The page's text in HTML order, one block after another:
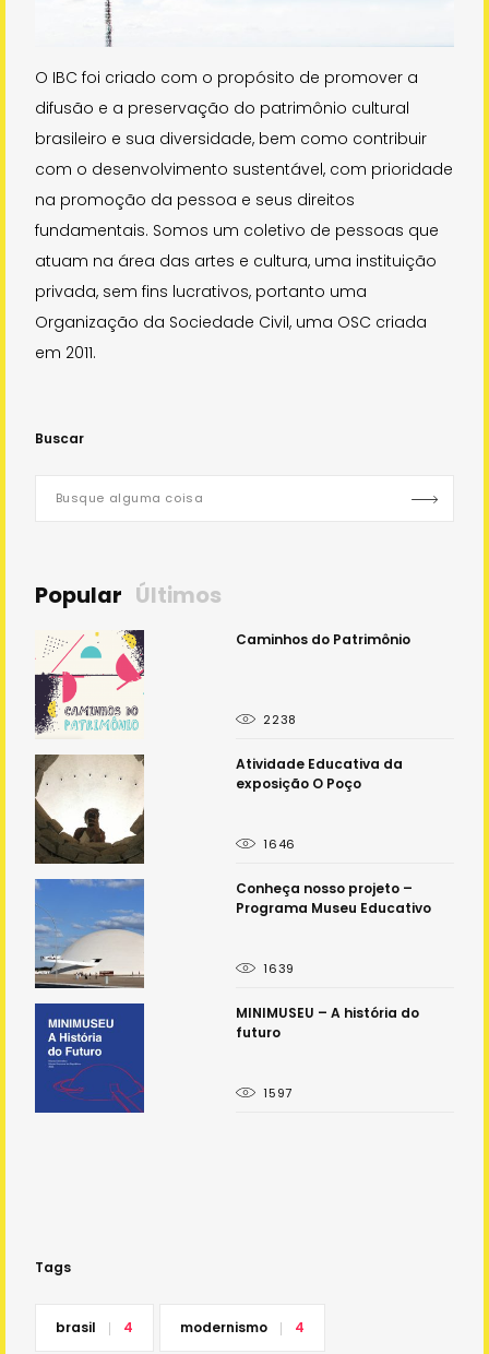
O IBC foi criado com o propósito de promover a
difusão e a preservação do patrimônio cultural
brasileiro e sua diversidade, bem como contribuir
com o desenvolvimento sustentável, com prioridade
na promoção da pessoa e seus direitos
fundamentais. Somos um coletivo de pessoas que
atuam na área das artes e cultura, uma instituição
privada, sem fins lucrativos, portanto uma
Organização da Sociedade Civil, uma OSC criada
em 2011.
Buscar
Popular Últimos
Caminhos do Patrimônio
2238
Atividade Educativa da
exposição O Poço
1646
Conheça nosso projeto –
Programa Museu Educativo
1639
MINIMUSEU – A história do
futuro
1597
Tags
brasil 4 modernismo 4